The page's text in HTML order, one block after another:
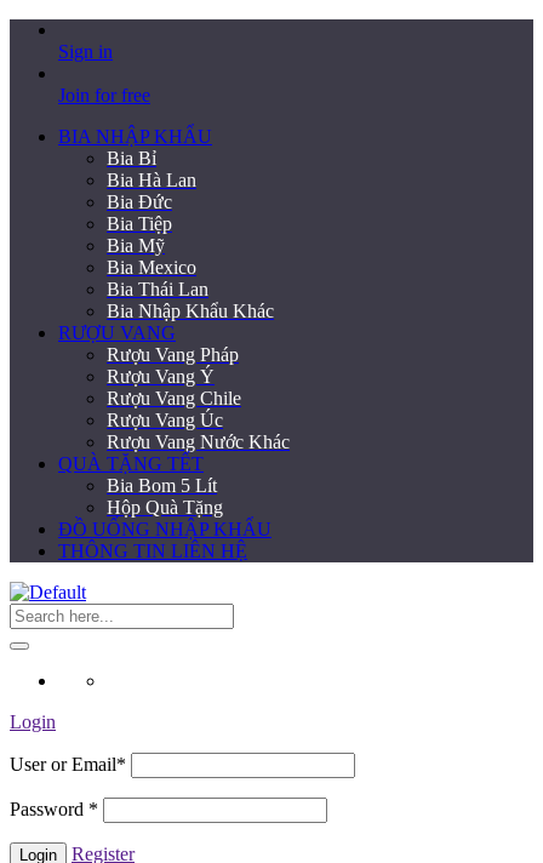
Sign in
Join for free
BIA NHẬP KHẨU
Bia Bỉ
Bia Hà Lan
Bia Đức
Bia Tiệp
Bia Mỹ
Bia Mexico
Bia Thái Lan
Bia Nhập Khẩu Khác
RƯỢU VANG
Rượu Vang Pháp
Rượu Vang Ý
Rượu Vang Chile
Rượu Vang Úc
Rượu Vang Nước Khác
QUÀ TẶNG TẾT
Bia Bom 5 Lít
Hộp Quà Tặng
ĐỒ UỐNG NHẬP KHẨU
THÔNG TIN LIÊN HỆ
Login
User or Email*
Password *
Register